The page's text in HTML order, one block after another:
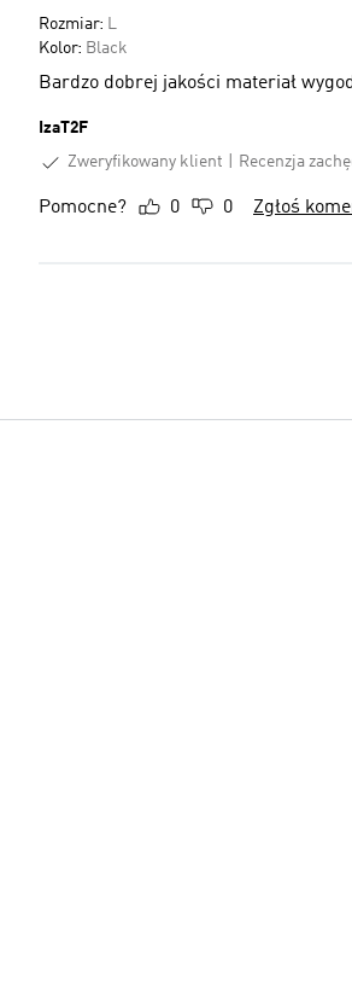
Rozmiar: L
Kolor: Black
Bardzo dobrej jakości materiał
IzaT2F
Zweryfikowany klient
Recenzja
Pomocne? 0 0 Zgłoś